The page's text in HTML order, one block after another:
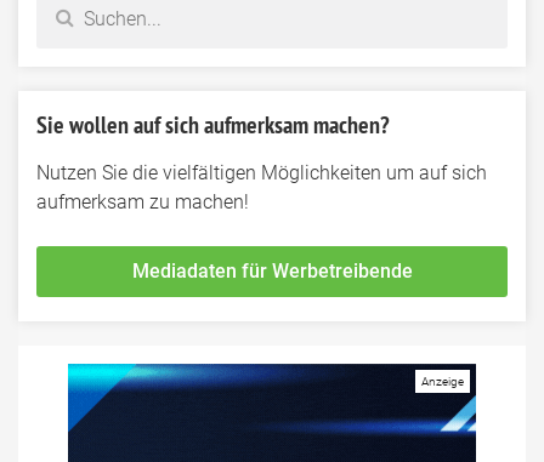
Sie wollen auf sich aufmerksam machen?
Nutzen Sie die vielfältigen Möglichkeiten um auf sich
aufmerksam zu machen!
Mediadaten für Werbetreibende